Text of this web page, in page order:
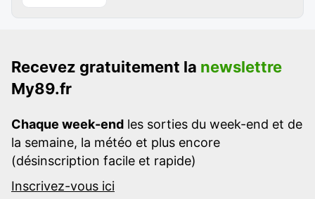
Recevez gratuitement la newslettre
My89.fr
Chaque week-end les sorties du week-end et de
la semaine, la météo et plus encore
(désinscription facile et rapide)
Inscrivez-vous ici